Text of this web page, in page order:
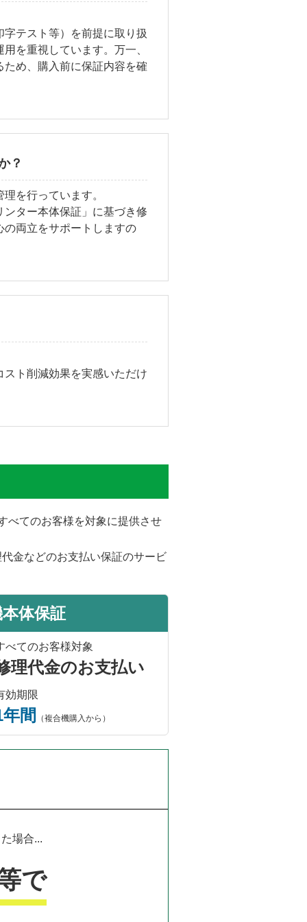
テスト等）を前提に取り扱
を重視しています。万一、
め、購入前に保証内容を確
？
を行っています。
ター本体保証」に基づき修
両立をサポートしますの
ト削減効果を実感いただけ
べてのお客様を対象に提供させ
金などのお支払い保証のサービ
体保証
べてのお客様対象
理代金のお支払い
効期限
間 （複合機購入から）
場合...
で